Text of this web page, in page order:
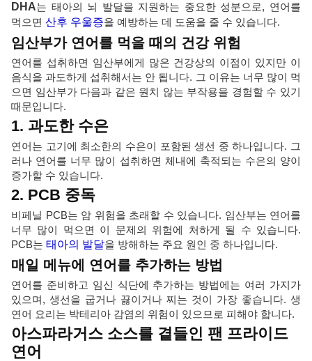
DHA는 태아의 뇌 발달을 지원하는 중요한 성분으로, 연어를
먹으면 산후 우울증을 예방하는 데 도움을 줄 수 있습니다.
임산부가 연어를 먹을 때의 건강 위험
연어를 섭취하면 임산부에게 많은 건강상의 이점이 있지만 이
음식을 과도하게 섭취해서는 안 됩니다. 그 이유는 너무 많이 먹
으면 임산부가 다음과 같은 원치 않는 부작용을 경험할 수 있기
때문입니다.
1. 과도한 수은
연어는 고기에 최소한의 수은이 포함된 생선 중 하나입니다. 그
러나 연어를 너무 많이 섭취하면 체내에 축적되는 수은의 양이
증가할 수 있습니다.
2. PCB 중독
비페닐 PCB는 암 위험을 초래할 수 있습니다. 임산부는 연어를
너무 많이 먹으면 이 문제의 위험에 처하게 될 수 있습니다.
PCB는 태아의 발달을 방해하는 주요 원인 중 하나입니다.
매일 메뉴에 연어를 추가하는 방법
연어를 준비하고 임신 식단에 추가하는 방법에는 여러 가지가
있으며, 생선을 굽거나 끓이거나 찌는 것이 가장 좋습니다. 생
연어 요리는 박테리아 감염의 위험이 있으므로 피해야 합니다.
아스파라거스 소스를 곁들인 팬 프라이드
연어